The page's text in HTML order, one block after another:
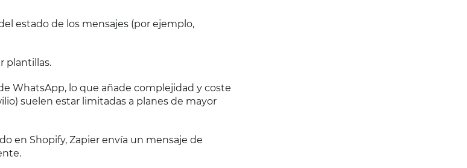
estado de los mensajes (por ejemplo,
plantillas.
WhatsApp, lo que añade complejidad y coste
suelen estar limitadas a planes de mayor
en Shopify, Zapier envía un mensaje de